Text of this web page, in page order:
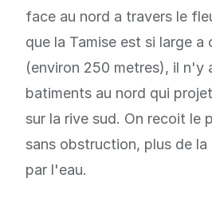
face au nord a travers le
que la Tamise est si large a
(environ 250 metres), il n'y
batiments au nord qui
sur la rive sud. On recoit le
sans obstruction, plus de la
par l'eau.